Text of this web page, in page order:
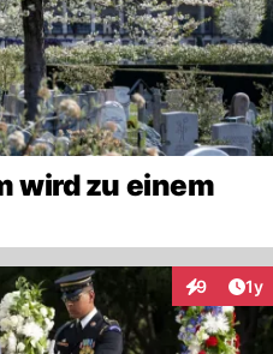
wird zu einem
9 1y